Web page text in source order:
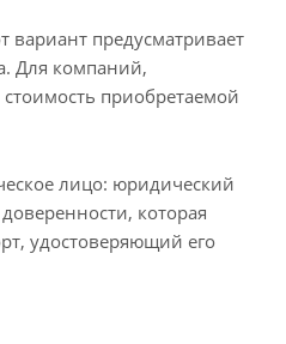
вариант предусматривает
Для компаний,
приобретаемой
лицо: юридический
которая
удостоверяющий его